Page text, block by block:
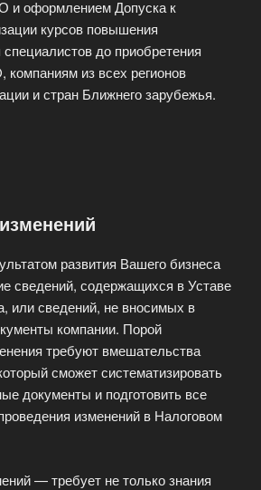
и оформлением Допуска к
курсов повышения
до приобретения
из всех регионов
и стран Ближнего зарубежья.
развития Вашего бизнеса
сведений, содержащихся в Уставе
или сведений, не вносимых в
компании. Порой
требуют вмешательства
сможет систематизировать
документы и подготовить все
изменений в Налоговом
— требует не только знания